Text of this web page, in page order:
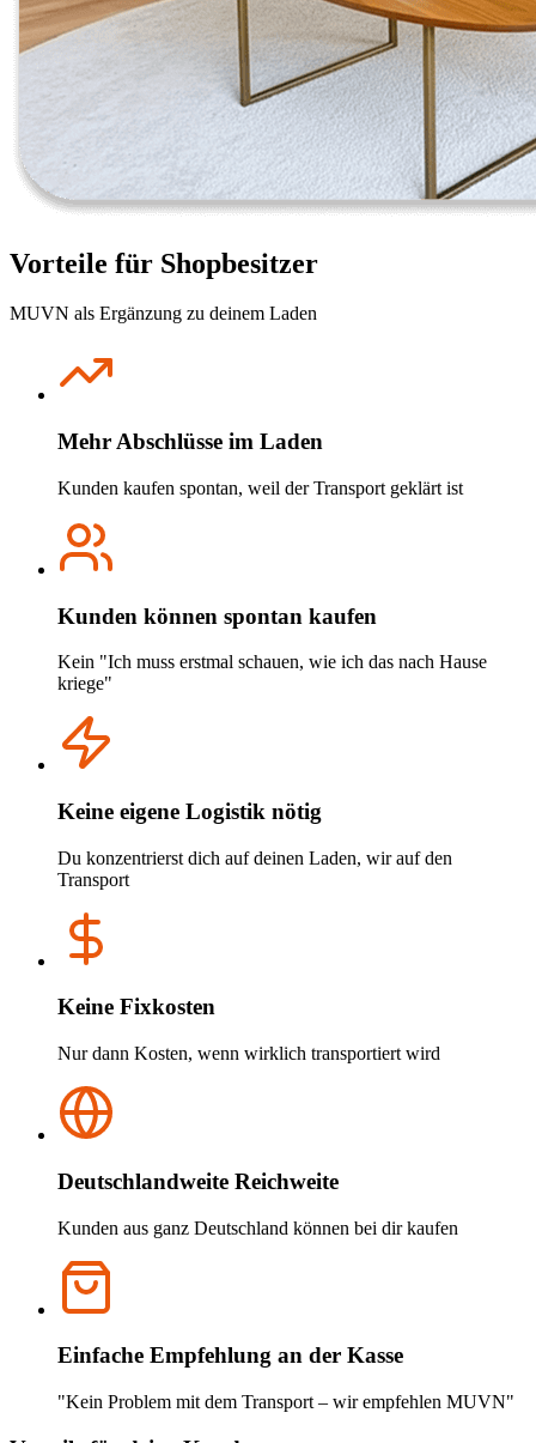
Vorteile für Shopbesitzer
MUVN als Ergänzung zu deinem Laden
Mehr Abschlüsse im Laden
Kunden kaufen spontan, weil der Transport geklärt ist
Kunden können spontan kaufen
Kein "Ich muss erstmal schauen, wie ich das nach Hause
kriege"
Keine eigene Logistik nötig
Du konzentrierst dich auf deinen Laden, wir auf den
Transport
Keine Fixkosten
Nur dann Kosten, wenn wirklich transportiert wird
Deutschlandweite Reichweite
Kunden aus ganz Deutschland können bei dir kaufen
Einfache Empfehlung an der Kasse
"Kein Problem mit dem Transport – wir empfehlen MUVN"